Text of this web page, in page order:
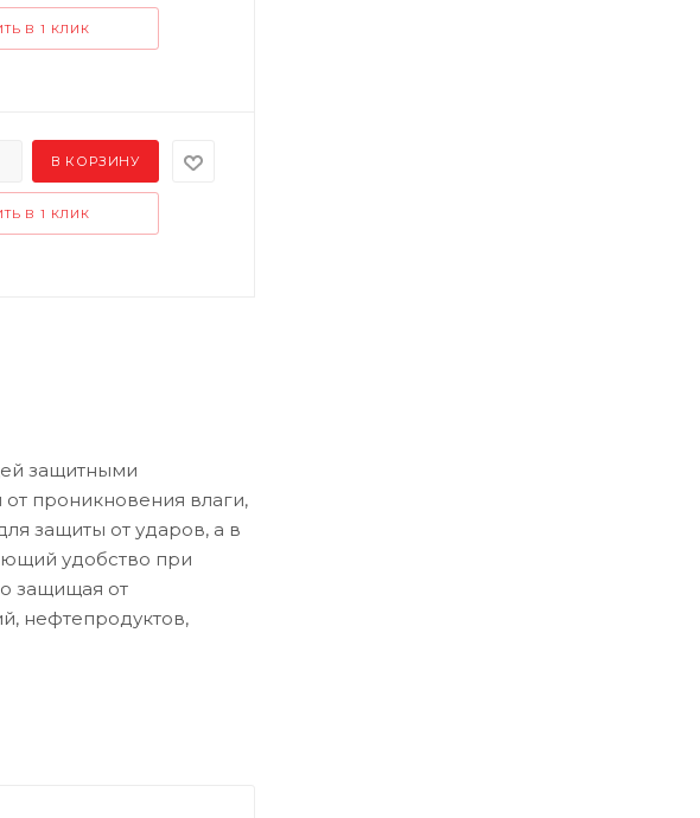
В 1 КЛИК
В КОРЗИНУ
В 1 КЛИК
защитными
проникновения влаги,
защиты от ударов, а в
удобство при
защищая от
нефтепродуктов,